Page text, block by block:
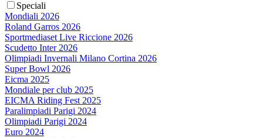
Speciali
Mondiali 2026
Roland Garros 2026
Sportmediaset Live Riccione 2026
Scudetto Inter 2026
Olimpiadi Invernali Milano Cortina 2026
Super Bowl 2026
Eicma 2025
Mondiale per club 2025
EICMA Riding Fest 2025
Paralimpiadi Parigi 2024
Olimpiadi Parigi 2024
Euro 2024